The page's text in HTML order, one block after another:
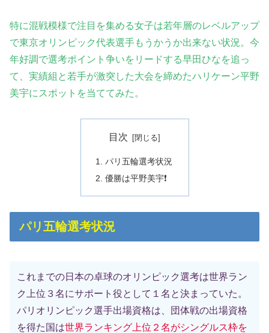
特に混戦模様で注目を集める女子は若年層のレベルアップ
で東京オリンピック代表選手もうかうか出来ない状況。今
年好調で選考ポイント争いをリードする早田ひなを追っ
て、実績組 と若手が激突した大会を締めたハリケーン平野
美宇にスポットを当ててみた。
目次
パリ五輪選考状況
優勝は平野美宇❗
パリ五輪選考状況
これまでの日本の卓球のオリンピック選考は世界ラン
ク上位３名にサポート役として１名と決まっていた。
パリオリンピック選手出場資格は、団体戦の出場資格
を得た国は世界ランキング上位２名がシングルス枠を